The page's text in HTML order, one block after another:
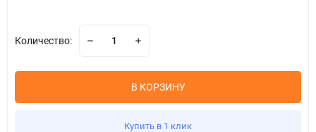
Количество:
В КОРЗИНУ
Купить в 1 клик